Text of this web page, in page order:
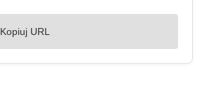
Kopiuj URL